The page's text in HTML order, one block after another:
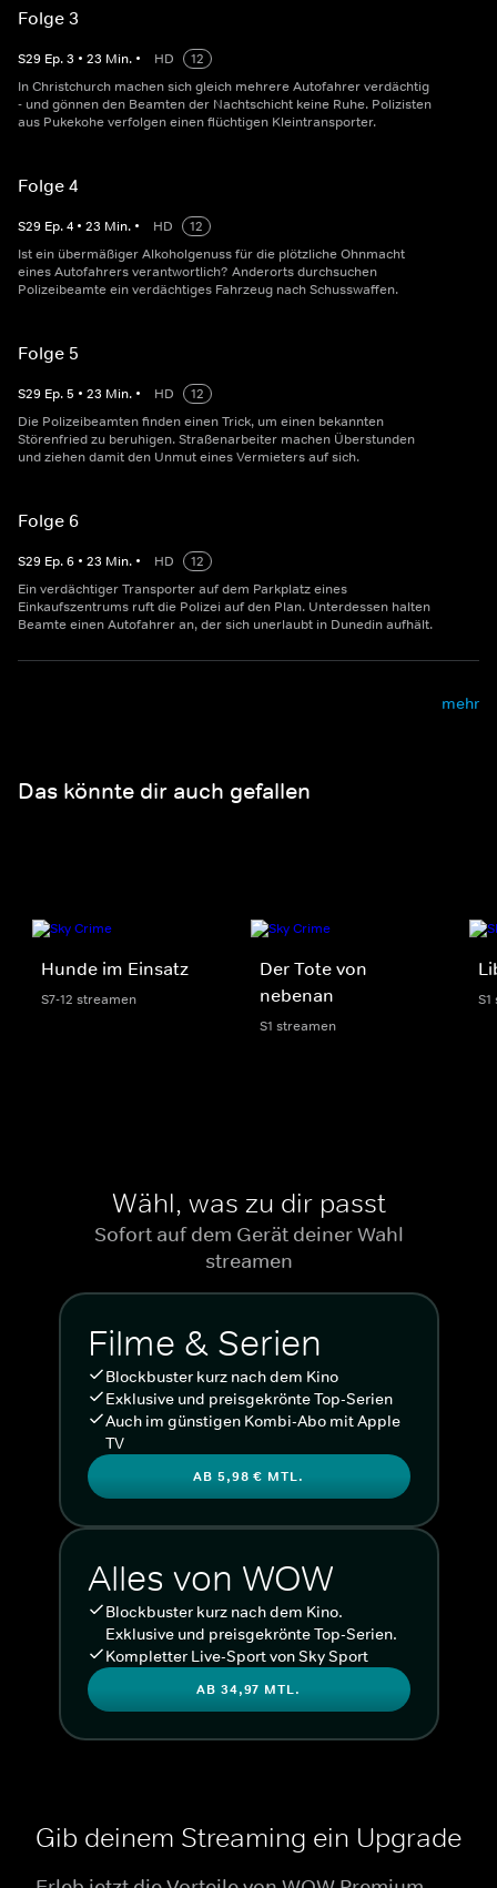
Folge 3
S29 Ep.3 • 23 Min. • HD
12
In Christchurch machen sich gleich mehrere Autofahrer verdächtig
- und gönnen den Beamten der Nachtschicht keine Ruhe. Polizisten
aus Pukekohe verfolgen einen flüchtigen Kleintransporter.
Folge 4
S29 Ep.4 • 23 Min. • HD
12
Ist ein übermäßiger Alkoholgenuss für die plötzliche Ohnmacht
eines Autofahrers verantwortlich? Anderorts durchsuchen
Polizeibeamte ein verdächtiges Fahrzeug nach Schusswaffen.
Folge 5
S29 Ep.5 • 23 Min. • HD
12
Die Polizeibeamten finden einen Trick, um einen bekannten
Störenfried zu beruhigen. Straßenarbeiter machen Überstunden
und ziehen damit den Unmut eines Vermieters auf sich.
Folge 6
S29 Ep.6 • 23 Min. • HD
12
Ein verdächtiger Transporter auf dem Parkplatz eines
Einkaufszentrums ruft die Polizei auf den Plan. Unterdessen halten
Beamte einen Autofahrer an, der sich unerlaubt in Dunedin aufhält.
mehr
Das könnte dir auch gefallen
Hunde im Einsatz
S7-12 streamen
Der Tote von
nebenan
S1 streamen
Wähl, was zu dir passt
Sofort auf dem Gerät deiner Wahl
streamen
Filme & Serien
Blockbuster kurz nach dem Kino
Exklusive und preisgekrönte Top-Serien
Auch im günstigen Kombi-Abo mit Apple
TV
AB 5,98 € MTL.
Alles von WOW
Blockbuster kurz nach dem Kino.
Exklusive und preisgekrönte Top-Serien.
Kompletter Live-Sport von Sky Sport
AB 34,97 MTL.
Gib deinem Streaming ein Upgrade